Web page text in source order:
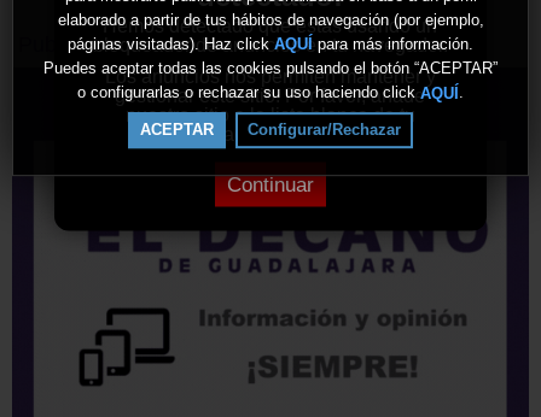
Hemos detectado que estás usando un
bloqueador de anuncios en tu navegador.
Los anuncios nos permiten mantener y
gestionar este sitio. Por favor, añade
nuestro sitio a la lista blanca de tu
bloqueador de anuncios.
Continuar
elaborado a partir de tus hábitos de navegación (por ejemplo,
páginas visitadas). Haz click AQUÍ para más información.
Puedes aceptar todas las cookies pulsando el botón “ACEPTAR”
o configurarlas o rechazar su uso haciendo click AQUÍ
ACEPTAR Configurar/Rechazar
Publicidad